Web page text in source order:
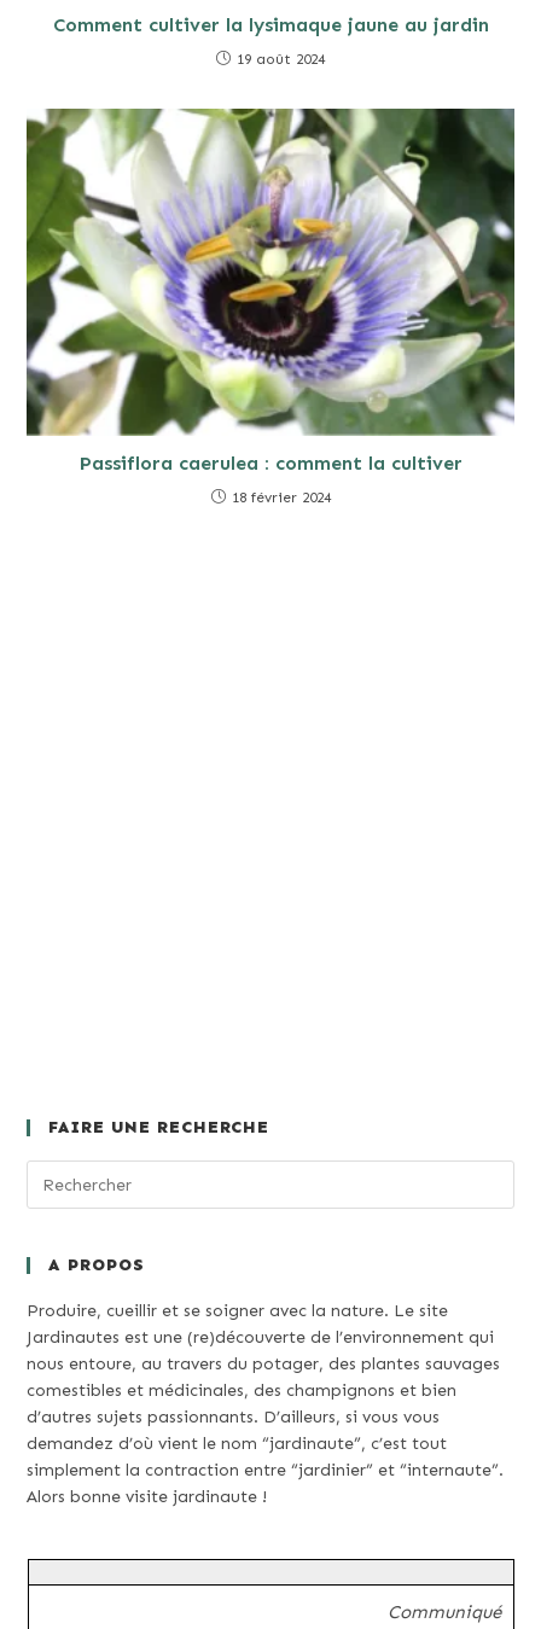
Comment cultiver la lysimaque jaune au jardin
19 août 2024
Passiflora caerulea : comment la cultiver
18 février 2024
FAIRE UNE RECHERCHE
A PROPOS
Produire, cueillir et se soigner avec la nature. Le site
Jardinautes est une (re)découverte de l’environnement qui
nous entoure, au travers du potager, des plantes sauvages
comestibles et médicinales, des champignons et bien
d’autres sujets passionnants. D’ailleurs, si vous vous
demandez d’où vient le nom “jardinaute”, c’est tout
simplement la contraction entre “jardinier” et “internaute”.
Alors bonne visite jardinaute !
Communiqué